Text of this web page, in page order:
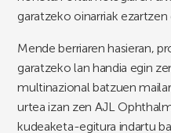
garatzeko oinarriak ezartzen
Mende berriaren hasieran,
garatzeko lan handia egin
multinazional batzuen
urtea izan zen AJL
kudeaketa-egitura indartu